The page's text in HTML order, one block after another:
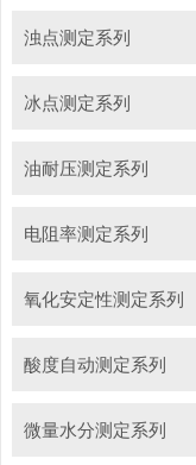
浊点测定系列
冰点测定系列
油耐压测定系列
电阻率测定系列
氧化安定性测定系列
酸度自动测定系列
微量水分测定系列